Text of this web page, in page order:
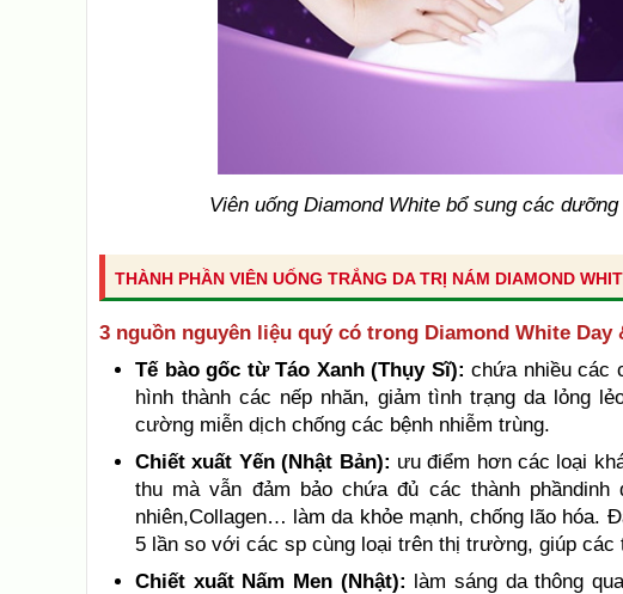
Viên uống Diamond White bổ sung các
THÀNH PHẦN VIÊN UỐNG TRẮNG DA TRỊ NÁM DIAMOND
3 nguồn nguyên liệu quý có trong Diamond White Day
Tế bào gốc từ Táo Xanh (Thụy Sĩ): chứa nhiều các
hình thành các nếp nhăn, giảm tình trạng da lỏng
cường miễn dịch chống các bệnh nhiễm trùng​.
Chiết xuất Yến (Nhật Bản): ưu điểm hơn các loại
thu mà vẫn đảm bảo chứa đủ các thành
nhiên,Collagen… làm da khỏe mạnh, chống lão hóa.
5 lần so với các sp cùng loại trên thị trường, giúp các
Chiết xuất Nấm Men (Nhật): làm sáng da thông